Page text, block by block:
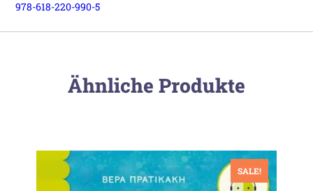
978-618-220-990-5
Ähnliche Produkte
SALE!